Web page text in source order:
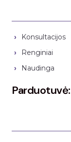
Konsultacijos
Renginiai
Naudinga
Parduotuvė: